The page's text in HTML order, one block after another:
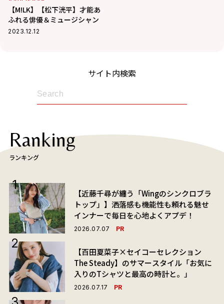
【M!LK】【松下洸平】才能あ
ふれる俳優＆ミュージシャン
2023.12.12
サイト内検索
Ranking
ランキング
【近藤千尋が纏う「Wingのシンクロブラ
トップ」】洒落感も機能性も頼れる魅せ
インナーで毎日を心地よくアプデ！
2026.07.07 PR
【百田夏菜子×セイコーセレクション
The Steady】のサマースタイル「お気に
入りのTシャツと最高の時計と。」
2026.07.17 PR